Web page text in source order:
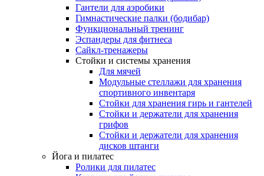
Гантели для аэробики
Гимнастические палки (бодибар)
Функциональный тренинг
Эспандеры для фитнеса
Сайкл-тренажеры
Стойки и системы хранения
Для мячей
Модульные стеллажи для хранения
спортивного инвентаря
Стойки для хранения гирь и гантелей
Стойки и держатели для хранения
грифов
Стойки и держатели для хранения
дисков штанги
Йога и пилатес
Ролики для пилатес